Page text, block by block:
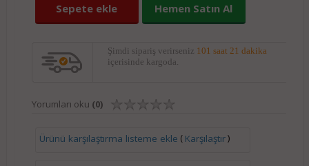
Sepete ekle Hemen Satın Al
Şimdi sipariş verirseniz 101 saat 21 dakika
içerisinde kargoda.
Yorumları oku (0)
Ürünü karşılaştırma listeme ekle ( Karşılaştır)